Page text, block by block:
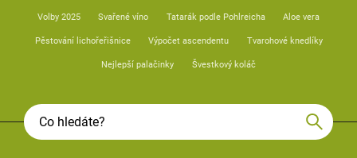
Volby 2025 Svařené víno Tatarák podle Pohlreicha Aloe vera
Pěstování lichořeřišnice Výpočet ascendentu Tvarohové knedlíky
Nejlepší palačinky Švestkový koláč